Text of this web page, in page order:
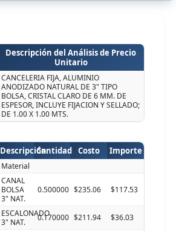
Descripción del Análisis de Precio
Unitario
CANCELERIA FIJA, ALUMINIO
ANODIZADO NATURAL DE 3" TIPO
BOLSA, CRISTAL CLARO DE 6 MM. DE
ESPESOR, INCLUYE FIJACION Y SELLADO;
DE 1.00 X 1.00 MTS.
DescripciónCantidad Costo Importe
Material
CANAL
BOLSA
3" NAT.
0.500000 $235.06 $117.53
ESCALONADO
3" NAT.
0.170000 $211.94 $36.03